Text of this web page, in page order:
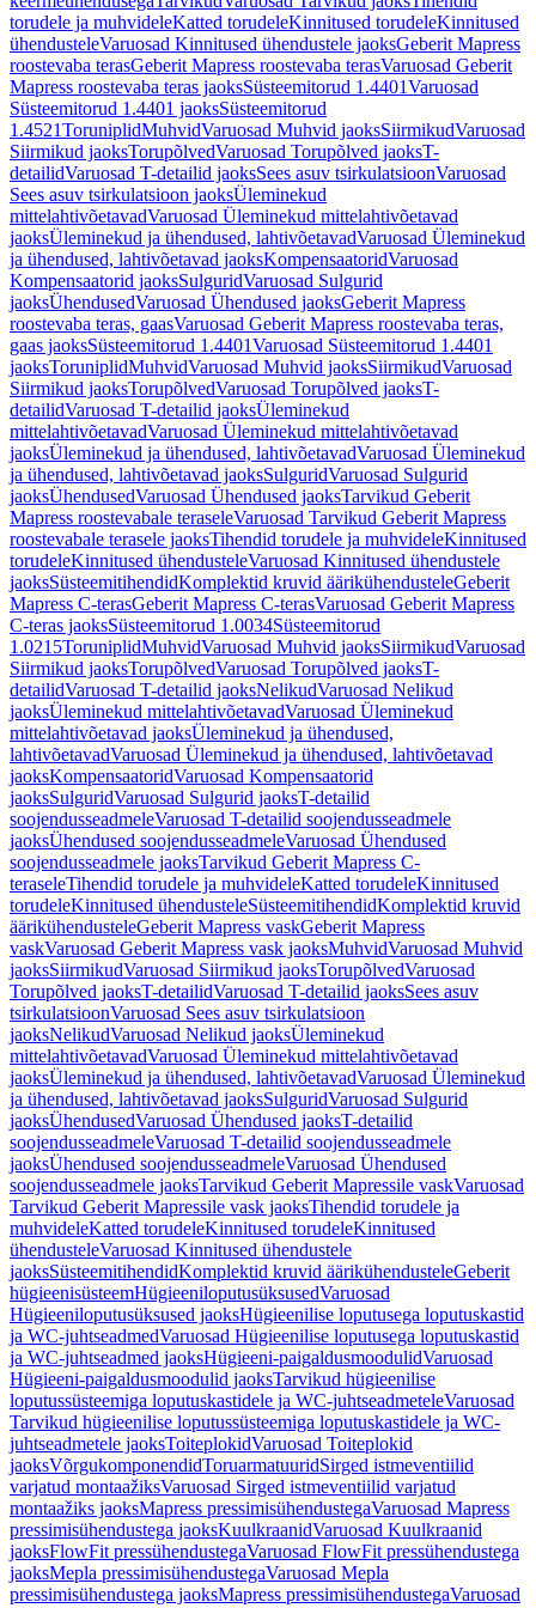
torudele ja muhvideleKatted torudeleKinnitused torudeleKinnitused
ühendusteleVaruosad Kinnitused ühendustele jaoksGeberit Mapress
roostevaba terasGeberit Mapress roostevaba terasVaruosad Geberit
Mapress roostevaba teras jaoksSüsteemitorud 1.4401Varuosad
Süsteemitorud 1.4401 jaoksSüsteemitorud
1.4521ToruniplidMuhvidVaruosad Muhvid jaoksSiirmikudVaruosad
Siirmikud jaoksTorupõlvedVaruosad Torupõlved jaoksT-
detailidVaruosad T-detailid jaoksSees asuv tsirkulatsioonVaruosad
Sees asuv tsirkulatsioon jaoksÜleminekud
mittelahtivõetavadVaruosad Üleminekud mittelahtivõetavad
jaoksÜleminekud ja ühendused, lahtivõetavadVaruosad Üleminekud
ja ühendused, lahtivõetavad jaoksKompensaatoridVaruosad
Kompensaatorid jaoksSulguridVaruosad Sulgurid
jaoksÜhendusedVaruosad Ühendused jaoksGeberit Mapress
roostevaba teras, gaasVaruosad Geberit Mapress roostevaba teras,
gaas jaoksSüsteemitorud 1.4401Varuosad Süsteemitorud 1.4401
jaoksToruniplidMuhvidVaruosad Muhvid jaoksSiirmikudVaruosad
Siirmikud jaoksTorupõlvedVaruosad Torupõlved jaoksT-
detailidVaruosad T-detailid jaoksÜleminekud
mittelahtivõetavadVaruosad Üleminekud mittelahtivõetavad
jaoksÜleminekud ja ühendused, lahtivõetavadVaruosad Üleminekud
ja ühendused, lahtivõetavad jaoksSulguridVaruosad Sulgurid
jaoksÜhendusedVaruosad Ühendused jaoksTarvikud Geberit
Mapress roostevabale teraseleVaruosad Tarvikud Geberit Mapress
roostevabale terasele jaoksTihendid torudele ja muhvideleKinnitused
torudeleKinnitused ühendusteleVaruosad Kinnitused ühendustele
jaoksSüsteemitihendidKomplektid kruvid äärikühendusteleGeberit
Mapress C-terasGeberit Mapress C-terasVaruosad Geberit Mapress
C-teras jaoksSüsteemitorud 1.0034Süsteemitorud
1.0215ToruniplidMuhvidVaruosad Muhvid jaoksSiirmikudVaruosad
Siirmikud jaoksTorupõlvedVaruosad Torupõlved jaoksT-
detailidVaruosad T-detailid jaoksNelikudVaruosad Nelikud
jaoksÜleminekud mittelahtivõetavadVaruosad Üleminekud
mittelahtivõetavad jaoksÜleminekud ja ühendused,
lahtivõetavadVaruosad Üleminekud ja ühendused, lahtivõetavad
jaoksKompensaatoridVaruosad Kompensaatorid
jaoksSulguridVaruosad Sulgurid jaoksT-detailid
soojendusseadmeleVaruosad T-detailid soojendusseadmele
jaoksÜhendused soojendusseadmeleVaruosad Ühendused
soojendusseadmele jaoksTarvikud Geberit Mapress C-
teraseleTihendid torudele ja muhvideleKatted torudeleKinnitused
torudeleKinnitused ühendusteleSüsteemitihendidKomplektid kruvid
äärikühendusteleGeberit Mapress vaskGeberit Mapress
vaskVaruosad Geberit Mapress vask jaoksMuhvidVaruosad Muhvid
jaoksSiirmikudVaruosad Siirmikud jaoksTorupõlvedVaruosad
Torupõlved jaoksT-detailidVaruosad T-detailid jaoksSees asuv
tsirkulatsioonVaruosad Sees asuv tsirkulatsioon
jaoksNelikudVaruosad Nelikud jaoksÜleminekud
mittelahtivõetavadVaruosad Üleminekud mittelahtivõetavad
jaoksÜleminekud ja ühendused, lahtivõetavadVaruosad Üleminekud
ja ühendused, lahtivõetavad jaoksSulguridVaruosad Sulgurid
jaoksÜhendusedVaruosad Ühendused jaoksT-detailid
soojendusseadmeleVaruosad T-detailid soojendusseadmele
jaoksÜhendused soojendusseadmeleVaruosad Ühendused
soojendusseadmele jaoksTarvikud Geberit Mapressile vaskVaruosad
Tarvikud Geberit Mapressile vask jaoksTihendid torudele ja
muhvideleKatted torudeleKinnitused torudeleKinnitused
ühendusteleVaruosad Kinnitused ühendustele
jaoksSüsteemitihendidKomplektid kruvid äärikühendusteleGeberit
hügieenisüsteemHügieeniloputusüksusedVaruosad
Hügieeniloputusüksused jaoksHügieenilise loputusega loputuskastid
ja WC-juhtseadmedVaruosad Hügieenilise loputusega loputuskastid
ja WC-juhtseadmed jaoksHügieeni-paigaldusmoodulidVaruosad
Hügieeni-paigaldusmoodulid jaoksTarvikud hügieenilise
loputussüsteemiga loputuskastidele ja WC-juhtseadmeteleVaruosad
Tarvikud hügieenilise loputussüsteemiga loputuskastidele ja WC-
juhtseadmetele jaoksToiteplokidVaruosad Toiteplokid
jaoksVõrgukomponendidToruarmatuuridSirged istmeventiilid
varjatud montaažiksVaruosad Sirged istmeventiilid varjatud
montaažiks jaoksMapress pressimisühendustegaVaruosad Mapress
pressimisühendustega jaoksKuulkraanidVaruosad Kuulkraanid
jaoksFlowFit pressühendustegaVaruosad FlowFit pressühendustega
jaoksMepla pressimisühendustegaVaruosad Mepla
pressimisühendustega jaoksMapress pressimisühendustegaVaruosad